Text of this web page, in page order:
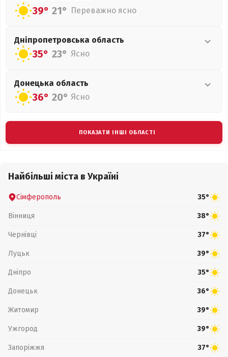
39° 21° Переважно ясно
Дніпропетровська область
35° 23° Ясно
Донецька область
36° 20° Ясно
ПОКАЗАТИ ІНШІ ОБЛАСТІ
Найбільші міста в Україні
Сімферополь 35°
Вінниця 38°
Чернівці 37°
Луцьк 39°
Дніпро 35°
Донецьк 36°
Житомир 39°
Ужгород 39°
Запоріжжя 37°